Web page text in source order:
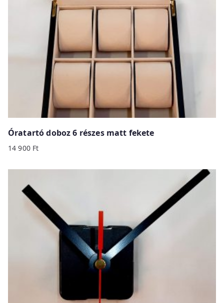
Óratartó doboz 6 részes matt fekete
14 900 Ft